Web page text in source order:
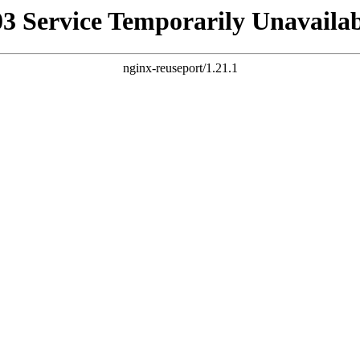
Service Temporarily
nginx-reuseport/1.21.1